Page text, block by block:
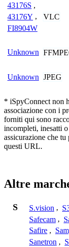
43176S ,
43176Y ,
FI8904W
VLC
Unknown
Unknown JPEG
* iSpyConnect non
associazione con i
forniti qui sono
incompleti, inesatti
assicurazione che
questi URL.
Altre
S S.vision ,
Safecam ,
Safire ,
Sanetron ,